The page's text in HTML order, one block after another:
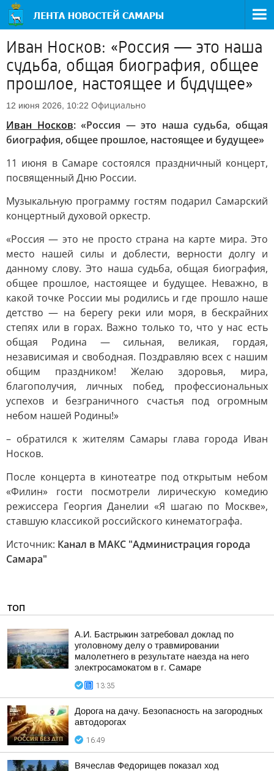
Иван Носков: «Россия — это наша
судьба, общая биография, общее
прошлое, настоящее и будущее»
12 июня 2026, 10:22 Официально
Иван Носков: «Россия — это наша судьба, общая
биография, общее прошлое, настоящее и будущее»
11 июня в Самаре состоялся праздничный концерт,
посвященный Дню России.
Музыкальную программу гостям подарил Самарский
концертный духовой оркестр.
«Россия — это не просто страна на карте мира. Это
место нашей силы и доблести, верности долгу и
данному слову. Это наша судьба, общая биография,
общее прошлое, настоящее и будущее. Неважно, в
какой точке России мы родились и где прошло наше
детство — на берегу реки или моря, в бескрайних
степях или в горах. Важно только то, что у нас есть
общая Родина — сильная, великая, гордая,
независимая и свободная. Поздравляю всех с нашим
общим праздником! Желаю здоровья, мира,
благополучия, личных побед, профессиональных
успехов и безграничного счастья под огромным
небом нашей Родины!»
– обратился к жителям Самары глава города Иван
Носков.
После концерта в кинотеатре под открытым небом
«Филин» гости посмотрели лирическую комедию
режиссера Георгия Данелии «Я шагаю по Москве»,
ставшую классикой российского кинематографа.
Источник: Канал в МАКС "Администрация города
Самара"
ТОП
А.И. Бастрыкин затребовал доклад по
уголовному делу о травмировании
малолетнего в результате наезда на него
электросамокатом в г. Самаре
13:35
Дорога на дачу. Безопасность на загородных
автодорогах
16:49
Вячеслав Федорищев показал ход